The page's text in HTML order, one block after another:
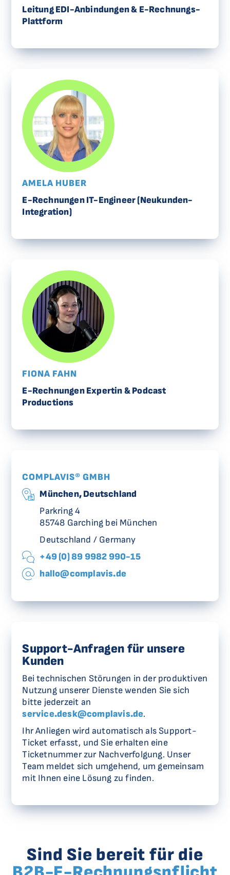
Leitung EDI-Anbindungen & E-Rechnungs-
Plattform
AMELA HUBER
E-Rechnungen IT-Engineer (Neukunden-
Integration)
FIONA FAHN
E-Rechnungen Expertin & Podcast
Productions
COMPLAVIS® GMBH
München, Deutschland
Parkring 4
85748 Garching bei München
Deutschland / Germany
+49 (0) 89 9982 990-15
hallo@complavis.de
Support-Anfragen für unsere
Kunden
Bei technischen Störungen in der produktiven
Nutzung unserer Dienste wenden Sie sich
bitte jederzeit an
service.desk@complavis.de.
Ihr Anliegen wird automatisch als Support-
Ticket erfasst, und Sie erhalten eine
Ticketnummer zur Nachverfolgung. Unser
Team meldet sich umgehend, um gemeinsam
mit Ihnen eine Lösung zu finden.
Sind Sie bereit für die